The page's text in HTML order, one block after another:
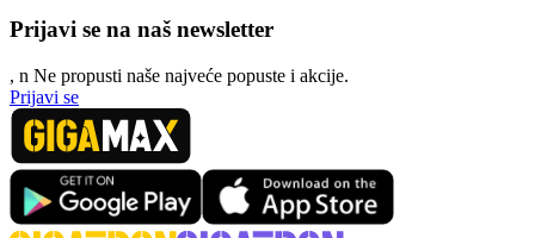
Prijavi se na naš newsletter
, n Ne propusti naše najveće popuste i akcije.
Prijavi se